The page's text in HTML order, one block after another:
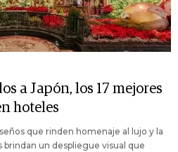
a Japón, los 17 mejores
hoteles
que rinden homenaje al lujo y la
un despliegue visual que